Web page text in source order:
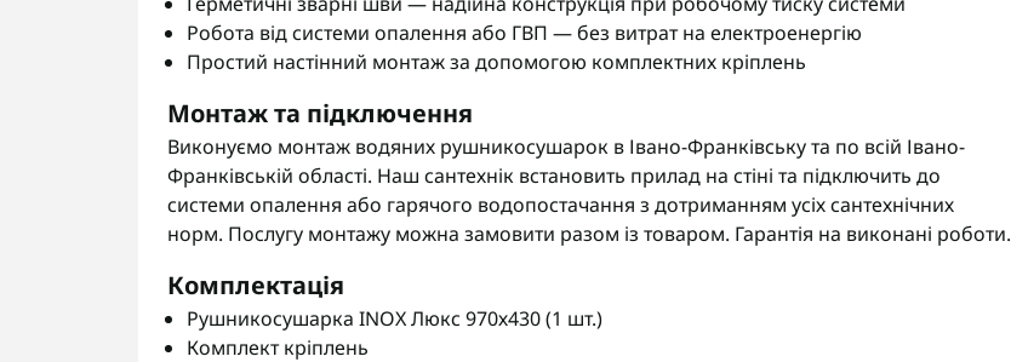
Робота від системи опалення або ГВП — без витрат на електроенергію
Простий настінний монтаж за допомогою комплектних кріплень
Монтаж та підключення
Виконуємо монтаж водяних рушникосушарок в Івано-Франківську та по всій Івано-
Франківській області. Наш сантехнік встановить прилад на стіні та підключить до
системи опалення або гарячого водопостачання з дотриманням усіх сантехнічних
норм. Послугу монтажу можна замовити разом із товаром. Гарантія на виконані роботи.
Комплектація
Рушникосушарка INOX Люкс 970х430 (1 шт.)
Комплект кріплень